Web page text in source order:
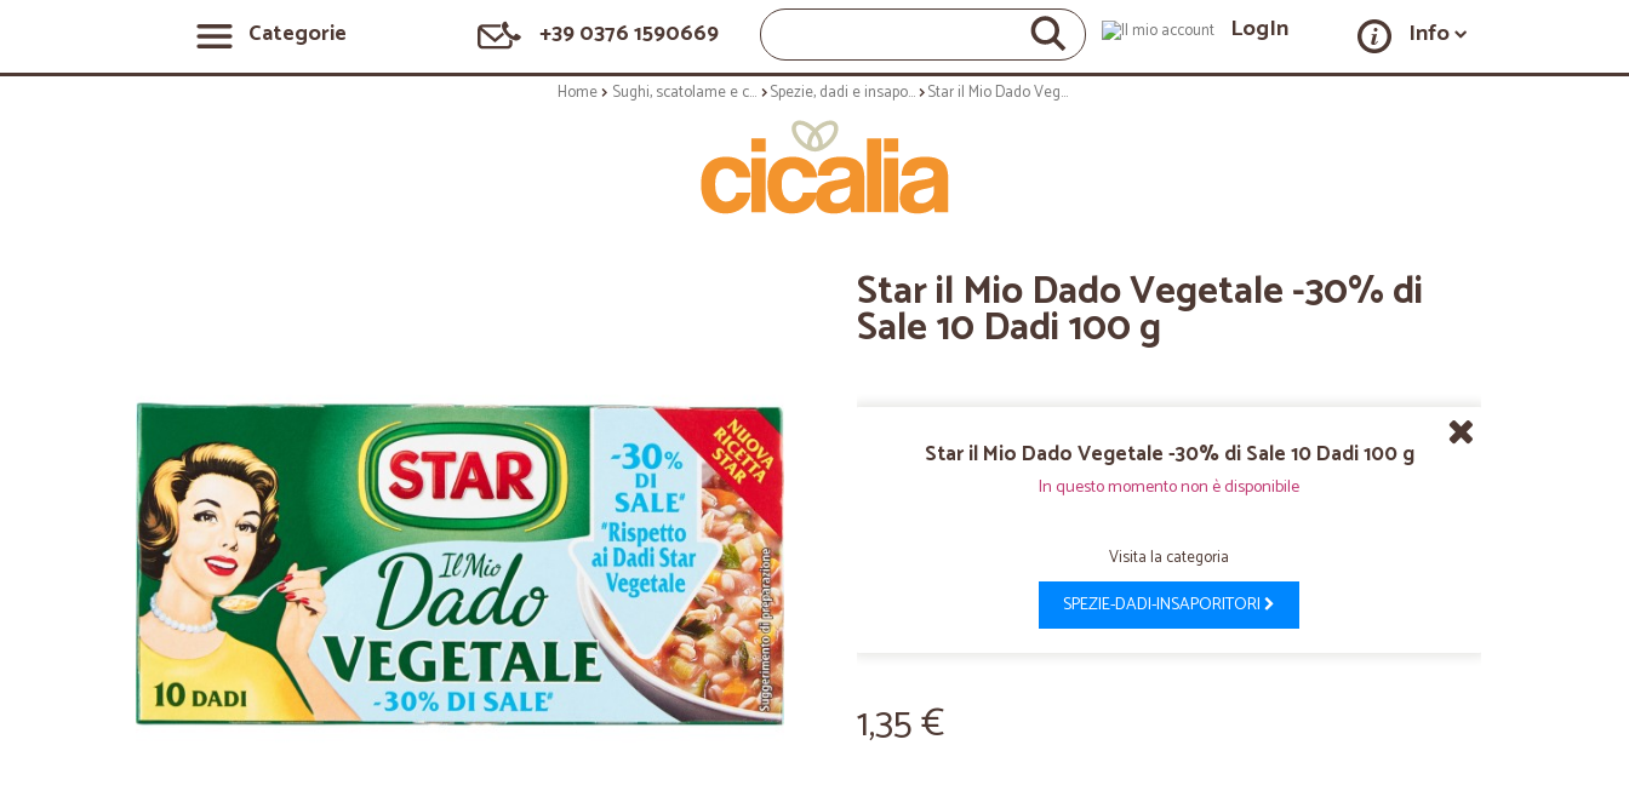
Categorie +39 0376 1590669 LogIn Info
Home Sughi, scatolame e condimenti Spezie, dadi e insaporitori Star il Mio Dado Vegetale -30% di Sale 10 Dadi 100 g
Star il Mio Dado Vegetale -30% di
Sale 10 Dadi 100 g
Star il Mio Dado Vegetale -30% di Sale 10 Dadi 100 g
In questo momento non è disponibile
Visita la categoria
SPEZIE-DADI-INSAPORITORI
1,35 €